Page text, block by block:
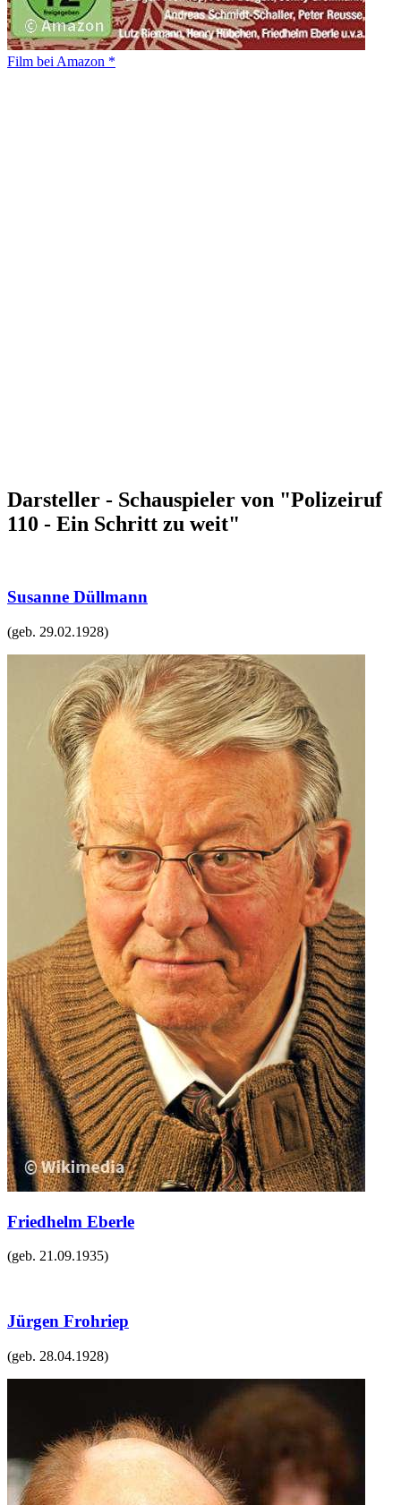
Film bei Amazon *
Darsteller - Schauspieler von "Polizeiruf
110 - Ein Schritt zu weit"
Susanne Düllmann
(geb. 29.02.1928)
Friedhelm Eberle
(geb. 21.09.1935)
Jürgen Frohriep
(geb. 28.04.1928)